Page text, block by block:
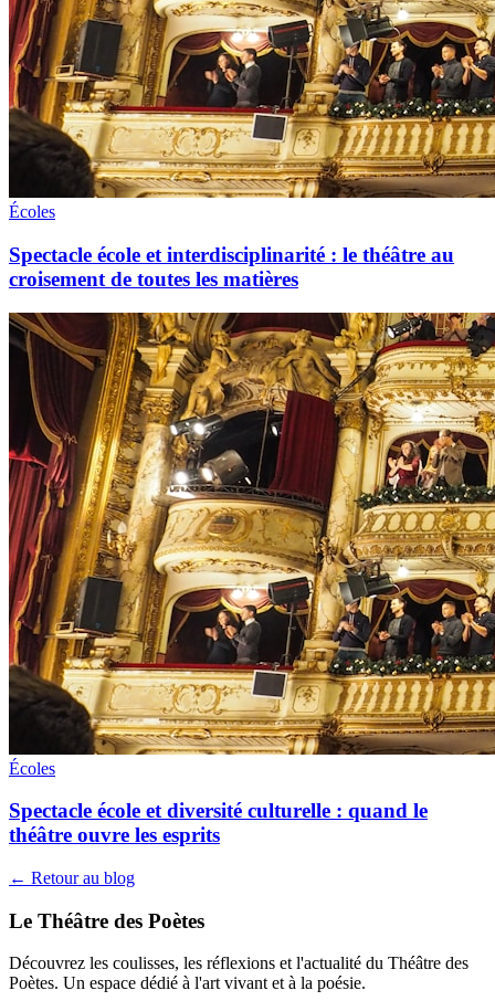
Écoles
Spectacle école et interdisciplinarité : le théâtre au
croisement de toutes les matières
Écoles
Spectacle école et diversité culturelle : quand le
théâtre ouvre les esprits
← Retour au blog
Le Théâtre des Poètes
Découvrez les coulisses, les réflexions et l'actualité du Théâtre des
Poètes. Un espace dédié à l'art vivant et à la poésie.